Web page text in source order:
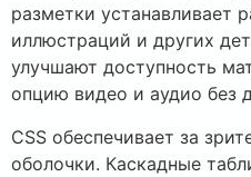
разметки устанавливает
иллюстраций и других
улучшают доступность
опцию видео и аудио без
CSS обеспечивает за
оболочки. Каскадные